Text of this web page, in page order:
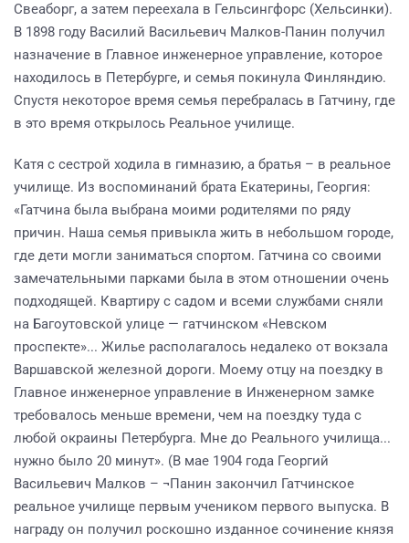
Свеаборг, а затем переехала в Гельсингфорс (Хельсинки).
В 1898 году Василий Васильевич Малков-Панин получил
назначение в Главное инженерное управление, которое
находилось в Петербурге, и семья покинула Финляндию.
Спустя некоторое время семья перебралась в Гатчину, где
в это время открылось Реальное училище.
Катя с сестрой ходила в гимназию, а братья – в реальное
училище. Из воспоминаний брата Екатерины, Георгия:
«Гатчина была выбрана моими родителями по ряду
причин. Наша семья привыкла жить в небольшом городе,
где дети могли заниматься спортом. Гатчина со своими
замечательными парками была в этом отношении очень
подходящей. Квартиру с садом и всеми службами сняли
на Багоутовской улице — гатчинском «Невском
проспекте»... Жилье располагалось недалеко от вокзала
Варшавской железной дороги. Моему отцу на поездку в
Главное инженерное управление в Инженерном замке
требовалось меньше времени, чем на поездку туда с
любой окраины Петербурга. Мне до Реального училища...
нужно было 20 минут». (В мае 1904 года Георгий
Васильевич Малков – ¬Панин закончил Гатчинское
реальное училище первым учеником первого выпуска. В
награду он получил роскошно изданное сочинение князя